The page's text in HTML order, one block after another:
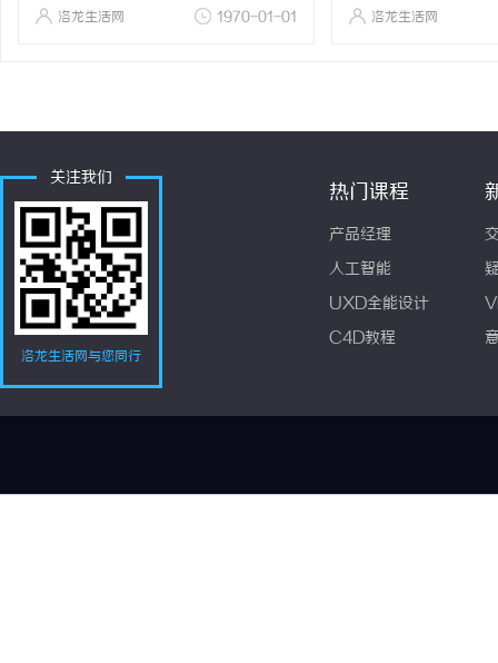
洛龙生活网 1970-01-01 洛龙生活网
关注我们
洛龙生活网与您同行
热门课程
产品经理
人工智能
UXD全能设计
C4D教程